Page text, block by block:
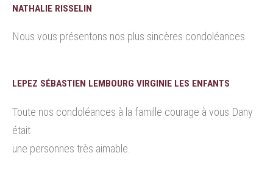
NATHALIE RISSELIN
Nous vous présentons nos plus sincères condoléances
LEPEZ SÉBASTIEN LEMBOURG VIRGINIE LES ENFANTS
Toute nos condoléances à la famille courage à vous Dany
était
une personnes très aimable.